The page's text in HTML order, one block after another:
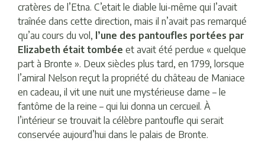
cratères de l’Etna. C’etait le diable lui-même qui l’avait
traînée dans cette direction, mais il n’avait pas remarqué
qu’au cours du vol, l’une des pantoufles portées par
Elizabeth était tombée et avait été perdue « quelque
part à Bronte ». Deux siècles plus tard, en 1799, lorsque
l’amiral Nelson reçut la propriété du château de Maniace
en cadeau, il vit une nuit une mystérieuse dame – le
fantôme de la reine – qui lui donna un cercueil. À
l’intérieur se trouvait la célèbre pantoufle qui serait
conservée aujourd’hui dans le palais de Bronte.